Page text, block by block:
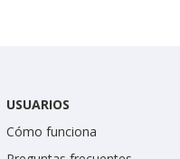
USUARIOS
Cómo funciona